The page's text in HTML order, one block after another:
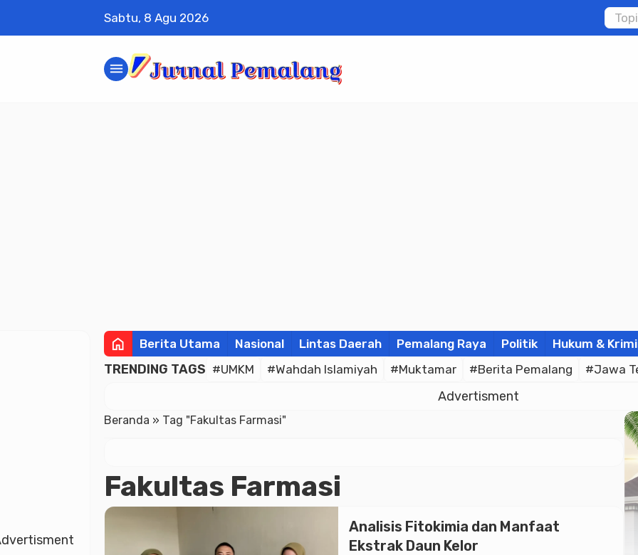
Sabtu, 8 Agu 2026
menu
home Berita Utama Nasional Lintas Daerah Pemalang Raya Politik Hukum &
TRENDING TAGS #UMKM #Wahdah Islamiyah #Muktamar #Berita Pemalang #Jawa
Advertisment
Beranda » Tag "Fakultas Farmasi"
Fakultas Farmasi
Analisis Fitokimia dan Manfaat
Ekstrak Daun Kelor